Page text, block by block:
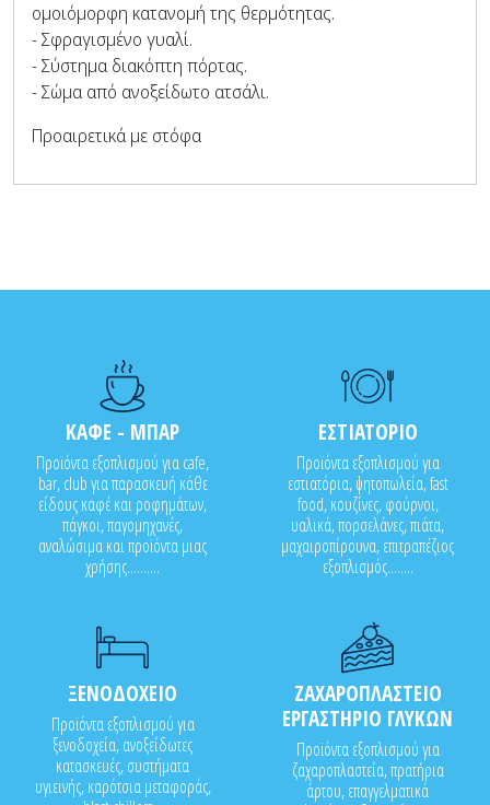
ομοιόμορφη κατανομή της θερμότητας.
- Σφραγισμένο γυαλί.
- Σύστημα διακόπτη πόρτας.
- Σώμα από ανοξείδωτο ατσάλι.
Προαιρετικά με στόφα
ΚΑΦΕ - ΜΠΑΡ
Προϊόντα εξοπλισμού για cafe,
bar, club για παρασκευή κάθε
είδους καφέ και ροφημάτων,
πάγκοι, παγομηχανές,
αναλώσιμα και προϊόντα μιας
χρήσης..........
ΕΣΤΙΑΤΟΡΙΟ
Προϊόντα εξοπλισμού για
εστιατόρια, ψητοπωλεία, fast
food, κουζίνες, φούρνοι,
υαλικά, πορσελάνες, πιάτα,
μαχαιροπίρουνα, επιτραπέζιος
εξοπλισμός........
ΞΕΝΟΔΟΧΕΙΟ
Προϊόντα εξοπλισμού για
ξενοδοχεία, ανοξείδωτες
κατασκευές, συστήματα
υγιεινής, καρότσια μεταφοράς,
ΖΑΧΑΡΟΠΛΑΣΤΕΙΟ
ΕΡΓΑΣΤΗΡΙΟ ΓΛΥΚΩΝ
Προϊόντα εξοπλισμού για
ζαχαροπλαστεία, πρατήρια
άρτου, επαγγελματικά